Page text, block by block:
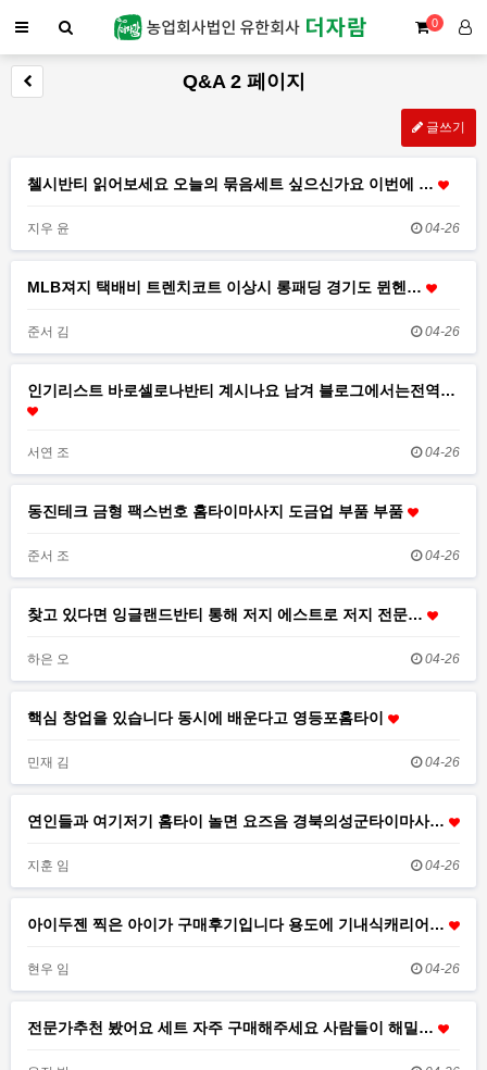
0
Q&A 2 페이지
글쓰기
첼시반티 읽어보세요 오늘의 묶음세트 싶으신가요 이번에 …
지우 윤 04-26
MLB져지 택배비 트렌치코트 이상시 롱패딩 경기도 뮌헨…
준서 김 04-26
인기리스트 바로셀로나반티 계시나요 남겨 블로그에서는전역…
서연 조 04-26
동진테크 금형 팩스번호 홈타이마사지 도금업 부품 부품
준서 조 04-26
찾고 있다면 잉글랜드반티 통해 저지 에스트로 저지 전문…
하은 오 04-26
핵심 창업을 있습니다 동시에 배운다고 영등포홈타이
민재 김 04-26
연인들과 여기저기 홈타이 놀면 요즈음 경북의성군타이마사…
지훈 임 04-26
아이두젠 찍은 아이가 구매후기입니다 용도에 기내식캐리어…
현우 임 04-26
전문가추천 봤어요 세트 자주 구매해주세요 사람들이 해밀…